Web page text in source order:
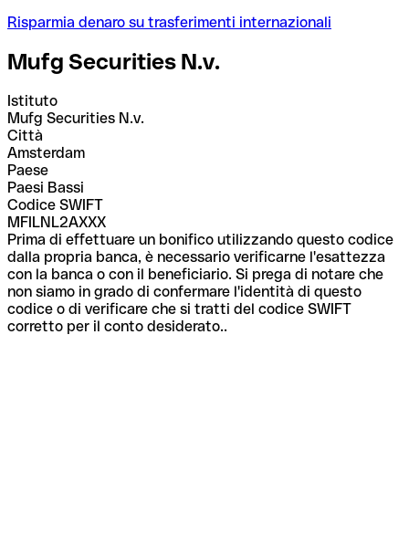
Risparmia denaro su trasferimenti internazionali
Mufg Securities N.v.
Istituto
Mufg Securities N.v.
Città
Amsterdam
Paese
Paesi Bassi
Codice SWIFT
MFILNL2AXXX
Prima di effettuare un bonifico utilizzando questo codice
dalla propria banca, è necessario verificarne l'esattezza
con la banca o con il beneficiario. Si prega di notare che
non siamo in grado di confermare l'identità di questo
codice o di verificare che si tratti del codice SWIFT
corretto per il conto desiderato..